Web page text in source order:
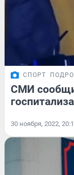
СПОРТ
СМИ
30 ноября, 2022,